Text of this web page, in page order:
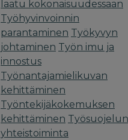
laatu kokonaisuudessaan
Työhyvinvoinnin
parantaminen Työkyvyn
johtaminen Työn imu ja
innostus
Työnantajamielikuvan
kehittäminen
Työntekijäkokemuksen
kehittäminen Työsuojelun
yhteistoiminta